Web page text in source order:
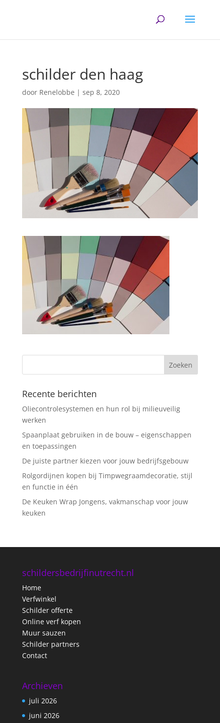
schilder den haag
door Renelobbe | sep 8, 2020
Recente berichten
Oliecontrolesystemen en hun rol bij milieuveilig
werken
Spaanplaat gebruiken in de bouw – eigenschappen
en toepassingen
De juiste partner kiezen voor jouw bedrijfsgebouw
Rolgordijnen kopen bij Timpwegraamdecoratie, stijl
en functie in één
De Keuken Wrap Jongens, vakmanschap voor jouw
keuken
schildersbedrijfinutrecht.nl
Home
Verfwinkel
Schilder offerte
Online verf kopen
Muur sauzen
Schilder partners
Contact
Archieven
juli 2026
juni 2026